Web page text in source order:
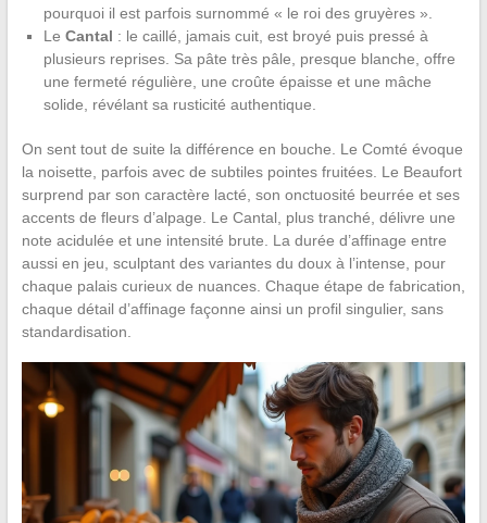
pourquoi il est parfois surnommé « le roi des gruyères ».
Le Cantal : le caillé, jamais cuit, est broyé puis pressé à
plusieurs reprises. Sa pâte très pâle, presque blanche, offre
une fermeté régulière, une croûte épaisse et une mâche
solide, révélant sa rusticité authentique.
On sent tout de suite la différence en bouche. Le Comté évoque
la noisette, parfois avec de subtiles pointes fruitées. Le Beaufort
surprend par son caractère lacté, son onctuosité beurrée et ses
accents de fleurs d’alpage. Le Cantal, plus tranché, délivre une
note acidulée et une intensité brute. La durée d’affinage entre
aussi en jeu, sculptant des variantes du doux à l’intense, pour
chaque palais curieux de nuances. Chaque étape de fabrication,
chaque détail d’affinage façonne ainsi un profil singulier, sans
standardisation.